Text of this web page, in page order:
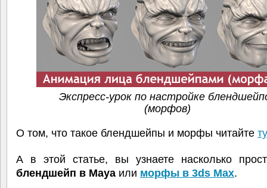
Экспресс-урок по настройке
(морфов)
О том, что такое блендшейпы и морфы читайте
А в этой статье, вы узнаете насколько
блендшейп в Maya или морфы в 3ds Max.